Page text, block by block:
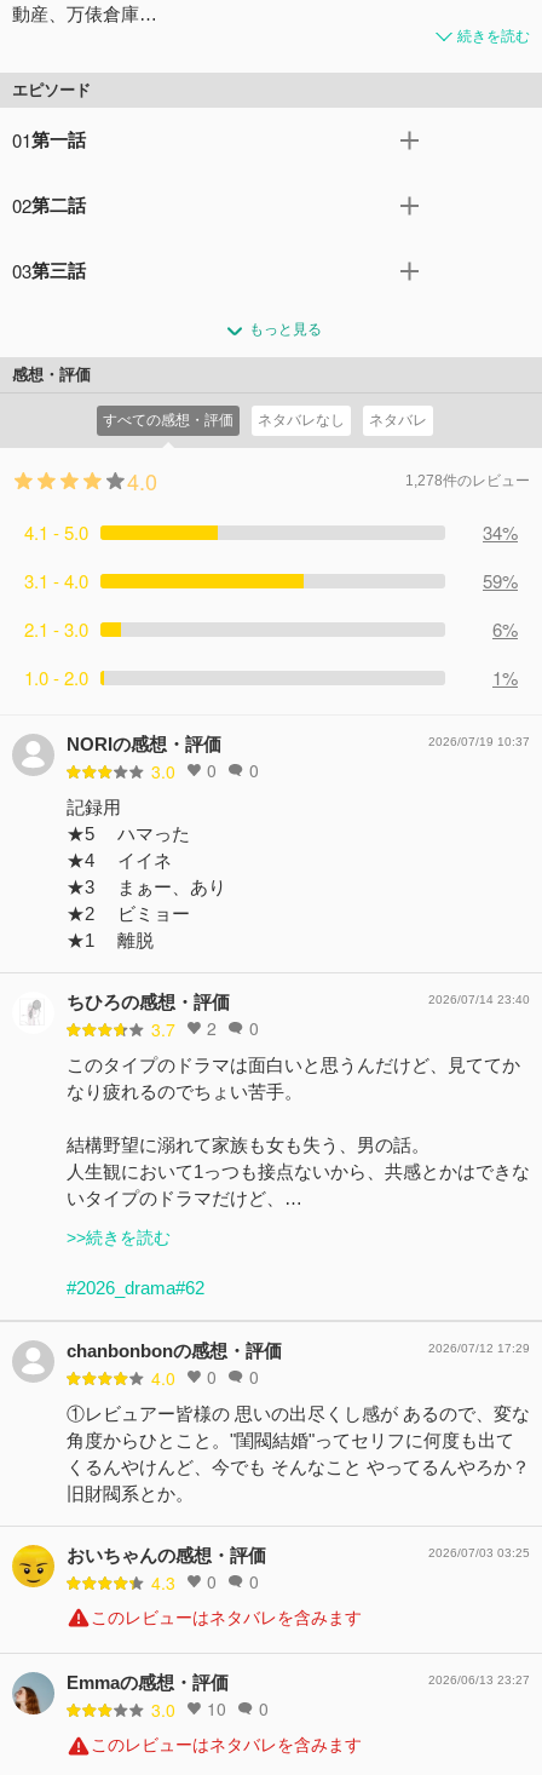
動産、万俵倉庫…
続きを読む
エピソード
01第一話
格化しつつあるという情報を得る。一方、阪神特殊製鋼・
の供給に頼る状態から脱却すべく、自社での高炉建設とい
依頼する。だが相談を受けた大介の胸中に浮かび上がるの
子・鉄平に対するある疑惑であった…。
02第二話
財閥の重鎮でもある大阪重工・社長の令嬢、万樹子（吉岡
（要潤）に合併のために必要な機密資料を大蔵省から持ち
出してほしいと頼む。一方で鉄平は元通産大臣で義父でも
ある大川（永島敏行）の援助もあり通産省から高炉建設の
許可が下り夢への第一歩を踏み出そうとするのだが、そこ
に大介が立ちはだかり……。
03第三話
1兆円預金獲得の大号令を宣言。大介の期待に応えるべく
池田支店の角田（相島一之）らは昼夜問わず融資調達に勤
への融資削減を決定、それを知った鉄平は大介に再考を懇
願するが聞き入れてもらえず衝突する。一方、次女の二子
（松本穂香）はアメリカから帰国した一之瀬四々彦（工藤
コメント2件拍手0回
もっと見る
感想・評価
すべての感想・評価 ネタバレなし ネタバレ
4.0 1,278件のレビュー
4.1 - 5.0
34%
3.1 - 4.0
59%
2.1 - 3.0
6%
1.0 - 2.0
1%
NORIの感想・評価
3.0 0 0
2026/07/19 10:37
記録用
★5 ハマった
★4 イイネ
★3 まぁー、あり
★2 ビミョー
★1 離脱
ちひろの感想・評価
3.7 2 0
2026/07/14 23:40
このタイプのドラマは面白いと思うんだけど、見ててか
なり疲れるのでちょい苦手。
結構野望に溺れて家族も女も失う、男の話。
人生観において1っつも接点ないから、共感とかはできな
いタイプのドラマだけど、…
>>続きを読む
#2026_drama#62
chanbonbonの感想・評価
4.0 0 0
2026/07/12 17:29
①レビュアー皆様の 思いの出尽くし感が あるので、変な
角度からひとこと。"閨閥結婚"ってセリフに何度も出て
くるんやけんど、今でも そんなこと やってるんやろか？
旧財閥系とか。
おいちゃんの感想・評価
4.3 0 0
2026/07/03 03:25
このレビューはネタバレを含みます
Emmaの感想・評価
3.0 10 0
2026/06/13 23:27
このレビューはネタバレを含みます